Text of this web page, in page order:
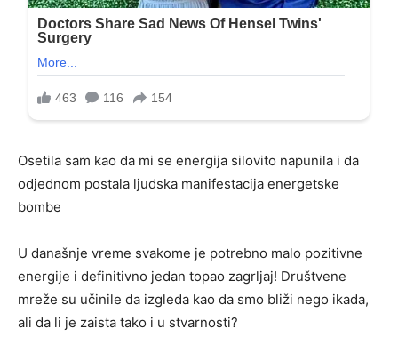
Osetila sam kao da mi se energija silovito napunila i da
odjednom postala ljudska manifestacija energetske
bombe
U današnje vreme svakome je potrebno malo pozitivne
energije i definitivno jedan topao zagrljaj! Društvene
mreže su učinile da izgleda kao da smo bliži nego ikada,
ali da li je zaista tako i u stvarnosti?